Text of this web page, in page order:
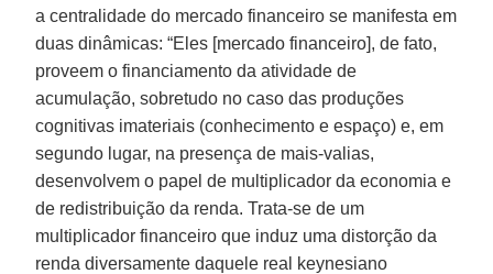
a centralidade do mercado financeiro se manifesta em
duas dinâmicas: “Eles [mercado financeiro], de fato,
proveem o financiamento da atividade de
acumulação, sobretudo no caso das produções
cognitivas imateriais (conhecimento e espaço) e, em
segundo lugar, na presença de mais-valias,
desenvolvem o papel de multiplicador da economia e
de redistribuição da renda. Trata-se de um
multiplicador financeiro que induz uma distorção da
renda diversamente daquele real keynesiano